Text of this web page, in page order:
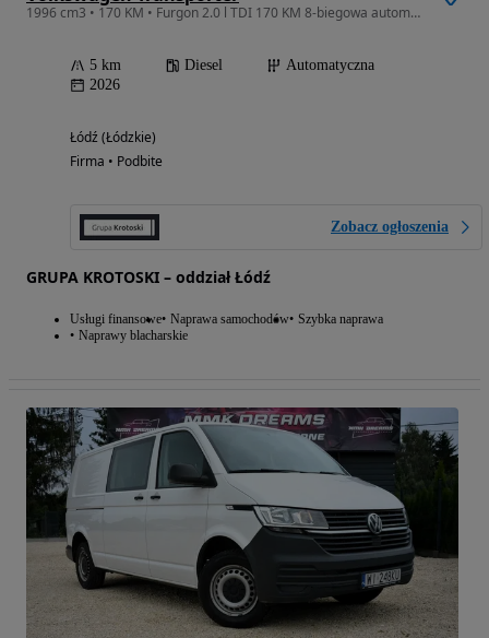
1996 cm3 • 170 KM • Furgon 2.0 l TDI 170 KM 8-biegowa automatyczna Dostępny od Ręki!
5 km Diesel
Automatyczna
2026
Łódź (Łódzkie)
Firma • Podbite
Zobacz ogłoszenia
GRUPA KROTOSKI – oddział Łódź
Usługi finansowe Naprawa samochodów Szybka naprawa
Naprawy blacharskie